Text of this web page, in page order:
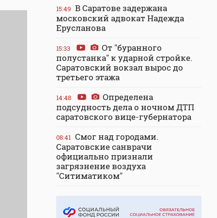
15:49 В Саратове задержана
московский адвокат Надежда
Ерусланова
15:33
От "буранного
полустанка" к ударной стройке.
Саратовский вокзал вырос до
третьего этажа
14:48
Определена
подсудность дела о ночном ДТП
саратовского вице-губернатора
08:41 Смог над городами.
Саратовские санврачи
официально признали
загрязнение воздуха
"Ситиматиком"